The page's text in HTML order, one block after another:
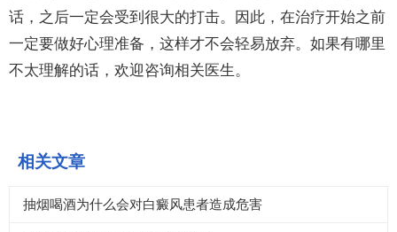
话，之后一定会受到很大的打击。因此，在治疗开始之前
一定要做好心理准备，这样才不会轻易放弃。如果有哪里
不太理解的话，欢迎咨询相关医生。
相关文章
抽烟喝酒为什么会对白癜风患者造成危害